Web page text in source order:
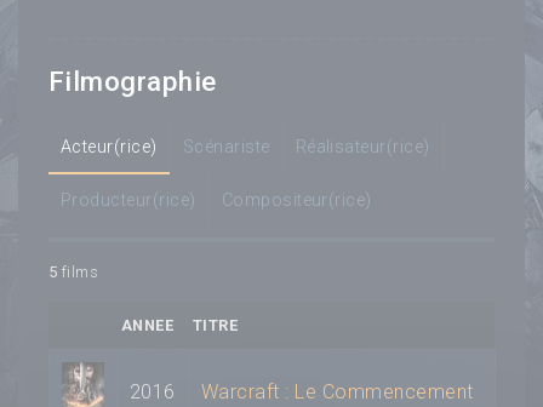
Filmographie
Acteur(rice) Scénariste Réalisateur(rice)
Producteur(rice) Compositeur(rice)
5 films
ANNEE TITRE
2016 Warcraft : Le Commencement